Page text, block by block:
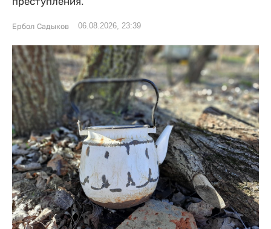
Ербол Садыков 06.08.2026, 23:39